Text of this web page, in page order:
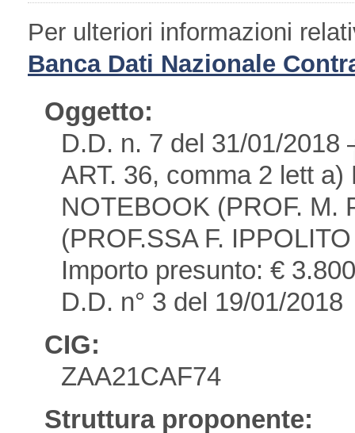
Per ulteriori informazioni
Banca Dati Nazionale
Oggetto:
D.D. n. 7 del 31/01/2018
ART. 36, comma 2 lett
NOTEBOOK (PROF. M.
(PROF.SSA F.
Importo presunto: €
D.D. n° 3 del 19/01/2018
CIG:
ZAA21CAF74
Struttura proponente: